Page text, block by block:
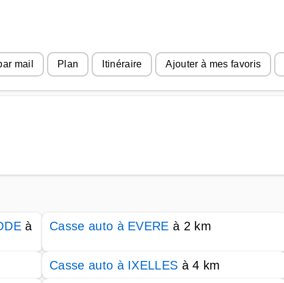
mail Plan Itinéraire Ajouter à mes favoris
à
Casse auto à EVERE à 2 km
Casse auto à IXELLES à 4 km